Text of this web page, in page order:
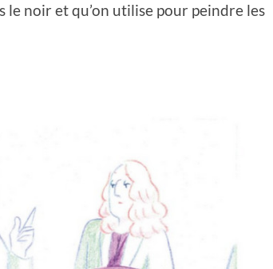
noir et qu’on utilise pour peindre les